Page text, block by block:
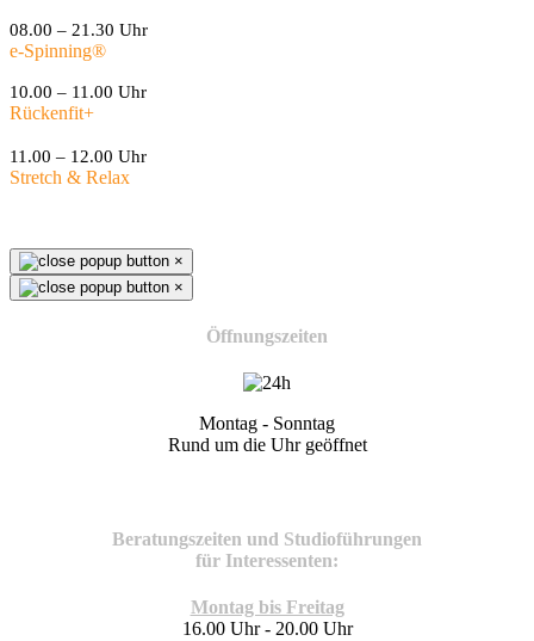
08.00 – 21.30 Uhr
e-Spinning®
10.00 – 11.00 Uhr
Rückenfit+
11.00 – 12.00 Uhr
Stretch & Relax
×
×
Öffnungszeiten
Montag - Sonntag
Rund um die Uhr geöffnet
Beratungszeiten und Studioführungen
für Interessenten:
Montag bis Freitag
16.00 Uhr - 20.00 Uhr